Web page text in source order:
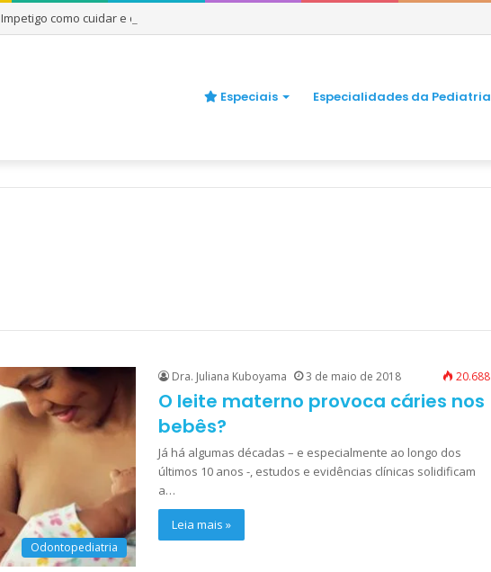
Impetigo como cuidar e quando se preocupar
Especiais Especialidades da Pediatria
Odontopediatria
Dra. Juliana Kuboyama 3 de maio de 2018 20.688
O leite materno provoca cáries nos
bebês?
Já há algumas décadas – e especialmente ao longo dos
últimos 10 anos -, estudos e evidências clínicas solidificam
a…
Leia mais »